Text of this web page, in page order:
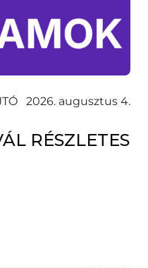
2026. augusztus 4.
RÉSZLETES